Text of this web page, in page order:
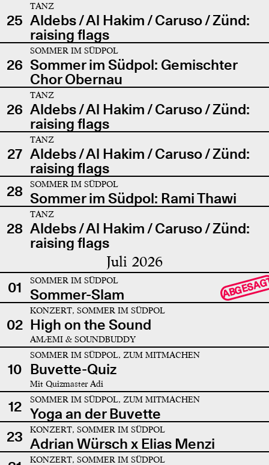
25
TANZ
Aldebs / Al Hakim / Caruso / Zünd:
raising flags
26
SOMMER IM SÜDPOL
Sommer im Südpol: Gemischter
Chor Obernau
26
TANZ
Aldebs / Al Hakim / Caruso / Zünd:
raising flags
27
TANZ
Aldebs / Al Hakim / Caruso / Zünd:
raising flags
28
SOMMER IM SÜDPOL
Sommer im Südpol: Rami Thawi
28
TANZ
Aldebs / Al Hakim / Caruso / Zünd:
raising flags
Juli 2026
01 SOMMER IM SÜDPOL
Sommer-Slam
02
KONZERT, SOMMER IM SÜDPOL
High on the Sound
AMÆMI & SOUNDBUDDY
10
SOMMER IM SÜDPOL, ZUM MITMACHEN
Buvette-Quiz
Mit Quizmaster Adi
12 SOMMER IM SÜDPOL, ZUM MITMACHEN
Yoga an der Buvette
23
KONZERT, SOMMER IM SÜDPOL
Adrian Würsch x Elias Menzi
KONZERT, SOMMER IM SÜDPOL